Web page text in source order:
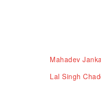
Mahadev
Lal Singh